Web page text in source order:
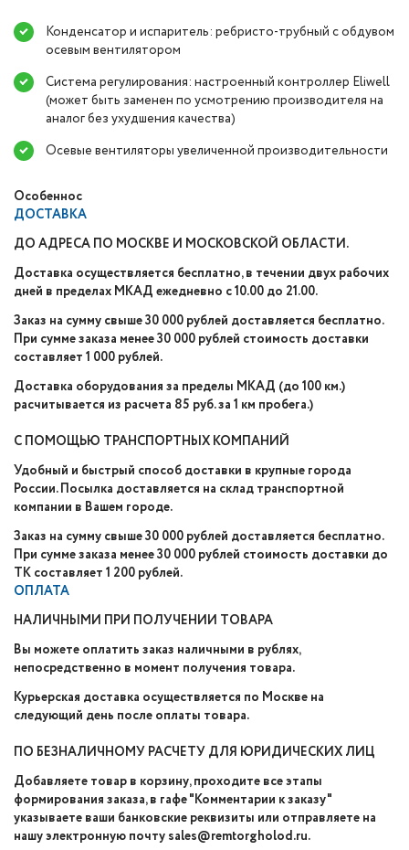
Конденсатор и испаритель: ребристо-трубный с обдувом
осевым вентилятором
Система регулирования: настроенный контроллер Eliwell
(может быть заменен по усмотрению производителя на
аналог без ухудшения качества)
Осевые вентиляторы увеличенной производительности
Особеннос
ДОСТАВКА
ДО АДРЕСА ПО МОСКВЕ И МОСКОВСКОЙ ОБЛАСТИ.
Доставка осуществляется бесплатно, в течении двух рабочих
дней в пределах МКАД ежедневно с 10.00 до 21.00.
Заказ на сумму свыше 30 000 рублей доставляется бесплатно.
При сумме заказа менее 30 000 рублей стоимость доставки
составляет 1 000 рублей.
Доставка оборудования за пределы МКАД (до 100 км.)
расчитывается из расчета 85 руб. за 1 км пробега.)
С ПОМОЩЬЮ ТРАНСПОРТНЫХ КОМПАНИЙ
Удобный и быстрый способ доставки в крупные города
России. Посылка доставляется на склад транспортной
компании в Вашем городе.
Заказ на сумму свыше 30 000 рублей доставляется бесплатно.
При сумме заказа менее 30 000 рублей стоимость доставки до
ТК составляет 1 200 рублей.
ОПЛАТА
НАЛИЧНЫМИ ПРИ ПОЛУЧЕНИИ ТОВАРА
Вы можете оплатить заказ наличными в рублях,
непосредственно в момент получения товара.
Курьерская доставка осуществляется по Москве на
следующий день после оплаты товара.
ПО БЕЗНАЛИЧНОМУ РАСЧЕТУ ДЛЯ ЮРИДИЧЕСКИХ ЛИЦ
Добавляете товар в корзину, проходите все этапы
формирования заказа, в гафе "Комментарии к заказу"
указываете ваши банковские реквизиты или отправляете на
нашу электронную почту sales@remtorgholod.ru.